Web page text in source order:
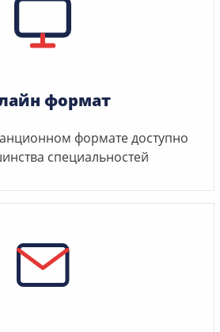
формат
формате доступно
специальностей